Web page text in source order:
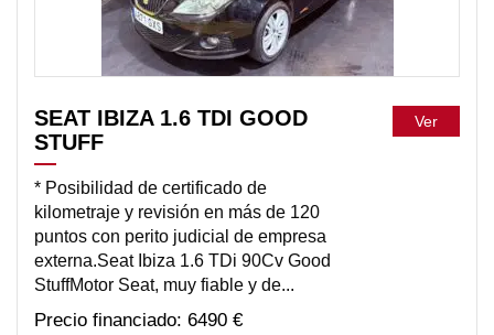
SEAT IBIZA 1.6 TDI GOOD
STUFF
* Posibilidad de certificado de
kilometraje y revisión en más de 120
puntos con perito judicial de empresa
externa.Seat Ibiza 1.6 TDi 90Cv Good
StuffMotor Seat, muy fiable y de...
6490 €
Ver